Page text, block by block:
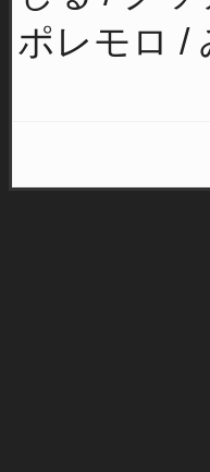
ポレモロ /